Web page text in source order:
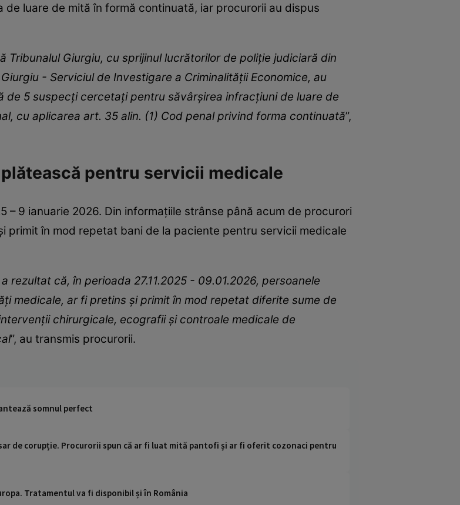
luare de mită în formă continuată, iar procurorii au dispus
Tribunalul Giurgiu, cu sprijinul lucrătorilor de poliție judiciară din
- Serviciul de Investigare a Criminalității Economice, au
de 5 suspecți cercetați pentru săvârșirea infracțiuni de luare de
cu aplicarea art. 35 alin. (1) Cod penal privind forma continuată”,
pentru servicii medicale
– 9 ianuarie 2026. Din informațiile strânse până acum de procurori
primit în mod repetat bani de la paciente pentru servicii medicale
rezultat că, în perioada 27.11.2025 - 09.01.2026, persoanele
medicale, ar fi pretins și primit în mod repetat diferite sume de
chirurgicale, ecografii și controale medicale de
”, au transmis procurorii.
somnul perfect
de corupție. Procurorii spun că ar fi luat mită pantofi și ar fi oferit cozonaci pentru
Tratamentul va fi disponibil și în România